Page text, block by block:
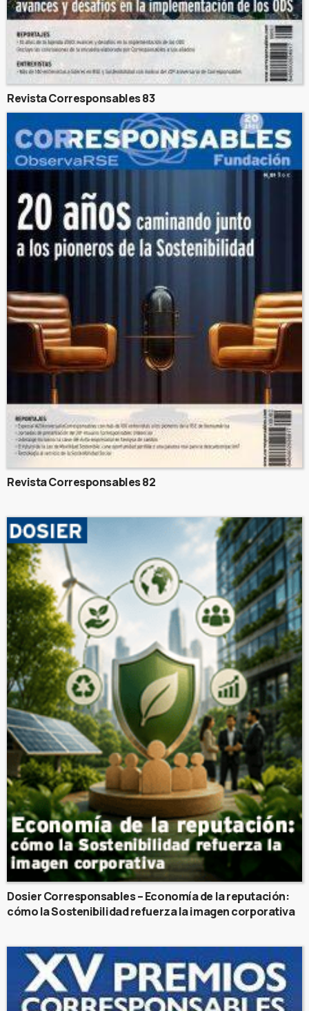
Revista Corresponsables 83
Revista Corresponsables 82
Dosier Corresponsables – Economía de la reputación:
cómo la Sostenibilidad refuerza la imagen corporativa